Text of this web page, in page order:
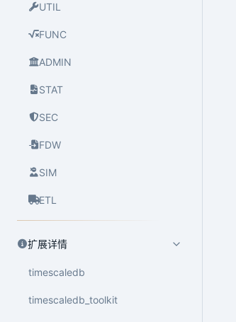
UTIL
FUNC
ADMIN
STAT
SEC
FDW
SIM
ETL
扩展详情
timescaledb
timescaledb_toolkit